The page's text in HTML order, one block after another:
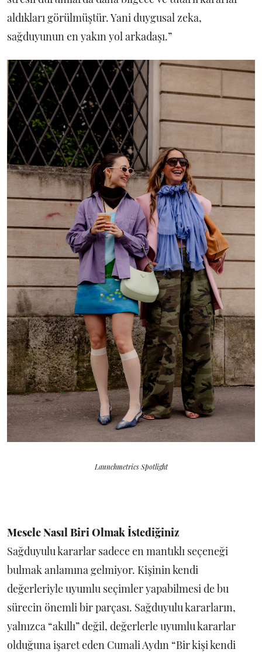
aldıkları görülmüştür. Yani duygusal zeka,
sağduyunun en yakın yol arkadaşı.”
Launchmetrics Spotlight
Mesele Nasıl Biri Olmak İstediğiniz
Sağduyulu kararlar sadece en mantıklı seçeneği
bulmak anlamına gelmiyor. Kişinin kendi
değerleriyle uyumlu seçimler yapabilmesi de bu
sürecin önemli bir parçası. Sağduyulu kararların,
yalnızca “akıllı” değil, değerlerle uyumlu kararlar
olduğuna işaret eden Cumali Aydın “Bir kişi kendi